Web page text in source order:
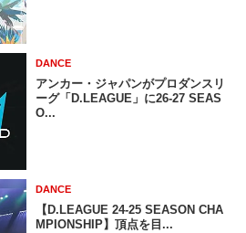
DANCE
アンカー・ジャパンがプロダンスリ
ーグ「D.LEAGUE」に26-27 SEAS
O...
DANCE
【D.LEAGUE 24-25 SEASON CHA
MPIONSHIP】頂点を目...